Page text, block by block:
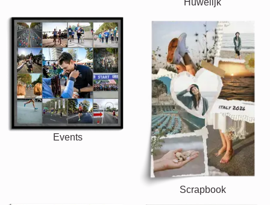
Huwelijk
Events
Scrapbook